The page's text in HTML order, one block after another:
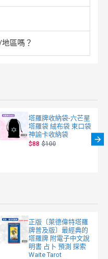
區嗎？
塔羅牌收納袋-六芒星
塔羅袋 絨布袋 束口袋
神諭卡收納袋
$88 $100
正版〔萊德偉特塔羅
牌普及版〕最經典的
塔羅牌 附電子中文說
明書 占卜 預測 探索
Waite Tarot